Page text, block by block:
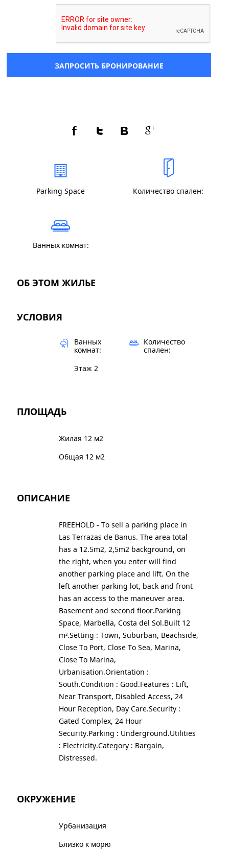
Parking Space Количество спален:
Ванных комнат:
ОБ ЭТОМ ЖИЛЬЕ
УСЛОВИЯ
Ванных
комнат:
Количество
спален:
Этаж 2
ПЛОЩАДЬ
Жилая 12 м2
Общая 12 м2
ОПИСАНИЕ
FREEHOLD - To sell a parking place in
Las Terrazas de Banus. The area total
has a 12.5m2, 2,5m2 background, on
the right, when you enter will find
another parking place and lift. On the
left another parking lot, back and front
has an access to the maneuver area.
Basement and second floor.Parking
Space, Marbella, Costa del Sol.Built 12
m².Setting : Town, Suburban, Beachside,
Close To Port, Close To Sea, Marina,
Close To Marina,
Urbanisation.Orientation :
South.Condition : Good.Features : Lift,
Near Transport, Disabled Access, 24
Hour Reception, Day Care.Security :
Gated Complex, 24 Hour
Security.Parking : Underground.Utilities
: Electricity.Category : Bargain,
Distressed.
ОКРУЖЕНИЕ
Урбанизация
Близко к морю